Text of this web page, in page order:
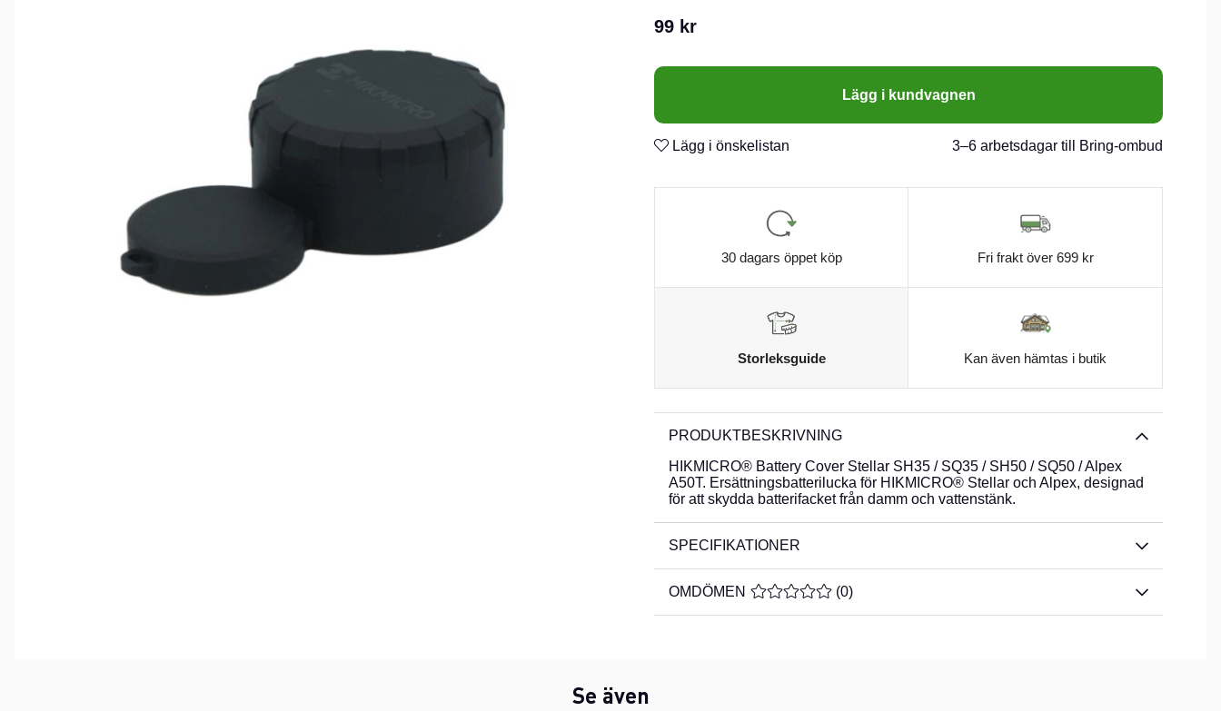
99 kr
Lägg i kundvagnen
Lägg i önskelistan 3–6 arbetsdagar till Bring-ombud
30 dagars öppet köp Fri frakt över 699 kr
Storleksguide Kan även hämtas i butik
PRODUKTBESKRIVNING
HIKMICRO® Battery Cover Stellar SH35 / SQ35 / SH50 / SQ50 / Alpex
A50T. Ersättningsbatterilucka för HIKMICRO® Stellar och Alpex, designad
för att skydda batterifacket från damm och vattenstänk.
SPECIFIKATIONER
OMDÖMEN MEDELBETYG 0 AV 5 ANTAL BETYG 0
(0)
Se även